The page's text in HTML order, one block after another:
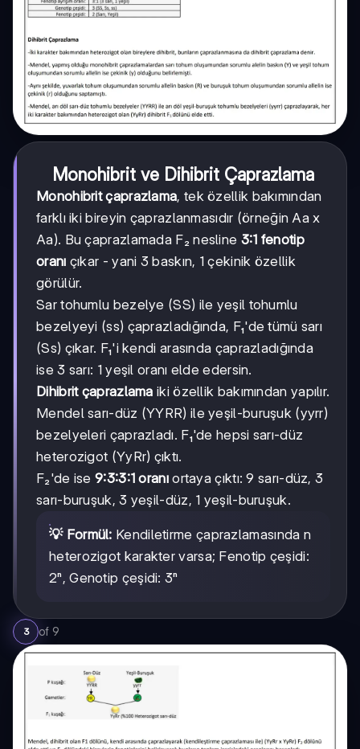
Monohibrit ve Dihibrit Çaprazlama
Monohibrit çaprazlama, tek özellik bakımından
farklı iki bireyin çaprazlanmasıdır (örneğin Aa x
Aa). Bu çaprazlamada F₂ nesline 3:1 fenotip
oranı çıkar - yani 3 baskın, 1 çekinik özellik
görülür.
Sar tohumlu bezelye (SS) ile yeşil tohumlu
bezelyeyi (ss) çaprazladığında, F₁'de tümü sarı
(Ss) çıkar. F₁'i kendi arasında çaprazladığında
ise 3 sarı: 1 yeşil oranı elde edersin.
Dihibrit çaprazlama iki özellik bakımından yapılır.
Mendel sarı-düz (YYRR) ile yeşil-buruşuk (yyrr)
bezelyeleri çaprazladı. F₁'de hepsi sarı-düz
heterozigot (YyRr) çıktı.
F₂'de ise 9:3:3:1 oranıortaya çıktı: 9 sarı-düz, 3
sarı-buruşuk, 3 yeşil-düz, 1 yeşil-buruşuk.
💡 Formül: Kendiletirme çaprazlamasında n
heterozigot karakter varsa; Fenotip çeşidi:
2ⁿ, Genotip çeşidi: 3ⁿ
3 of 9